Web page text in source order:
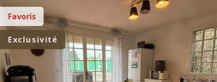
Favoris
Exclusivité